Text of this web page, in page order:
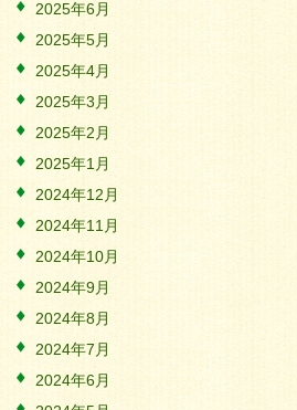
2025年6月
2025年5月
2025年4月
2025年3月
2025年2月
2025年1月
2024年12月
2024年11月
2024年10月
2024年9月
2024年8月
2024年7月
2024年6月